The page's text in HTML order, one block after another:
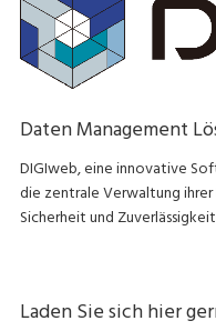
Daten Management
DIGIweb, eine innovative
die zentrale Verwaltung
Sicherheit und
Laden Sie sich hier